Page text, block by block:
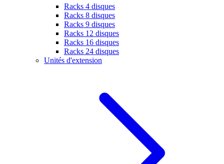
Racks 4 disques
Racks 8 disques
Racks 9 disques
Racks 12 disques
Racks 16 disques
Racks 24 disques
Unités d'extension